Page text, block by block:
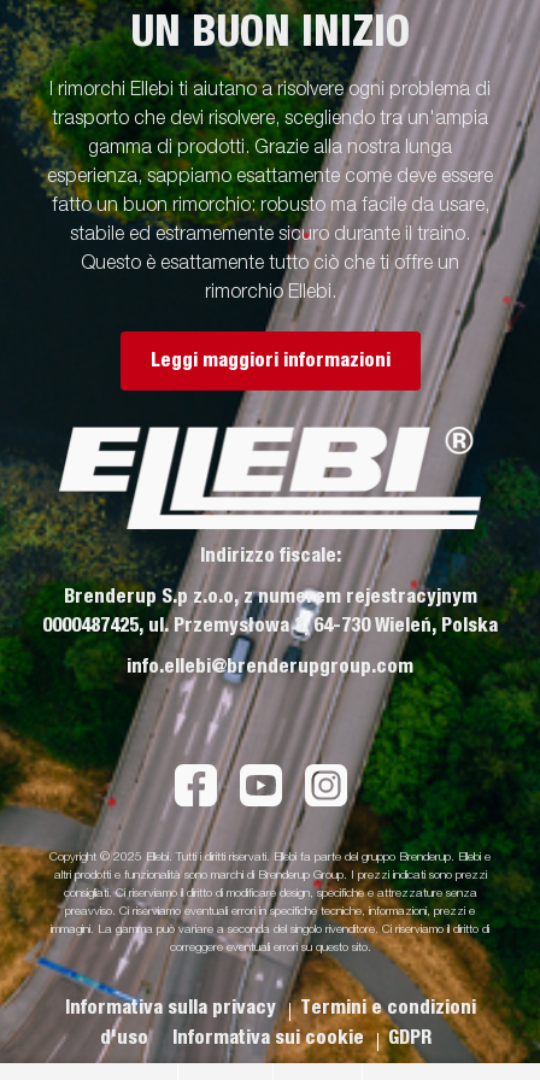
copertine, centine e teli (quasi tutti gli accessori comuni ai
rimorchi della serie 4000). Le immagini sono solo a scopo
illustrativo e possono mostrare apparecchiature opzionali.
UN BUON INIZIO
I rimorchi Ellebi ti aiutano a risolvere ogni problema di
trasporto che devi risolvere, scegliendo tra un'ampia
gamma di prodotti. Grazie alla nostra lunga
esperienza, sappiamo esattamente come deve essere
fatto un buon rimorchio: robusto ma facile da usare,
stabile ed estramemente sicuro durante il traino.
Questo è esattamente tutto ciò che ti offre un
rimorchio Ellebi.
Leggi maggiori informazioni
Indirizzo fiscale:
Brenderup S.p z.o.o, z numerem rejestracyjnym
0000487425, ul. Przemysłowa 3, 64-730 Wieleń, Polska
info.ellebi@brenderupgroup.com
Copyright © 2025 Ellebi. Tutti i diritti riservati. Ellebi fa parte del gruppo Brenderup. Ellebi e
altri prodotti e funzionalità sono marchi di Brenderup Group. I prezzi indicati sono prezzi
consigliati. Ci riserviamo il diritto di modificare design, specifiche e attrezzature senza
preavviso. Ci riserviamo eventuali errori in specifiche tecniche, informazioni, prezzi e
immagini. La gamma può variare a seconda del singolo rivenditore. Ci riserviamo il diritto di
correggere eventuali errori su questo sito.
Informativa sulla privacy
Termini e condizioni
d'uso
Informativa sui cookie GDPR